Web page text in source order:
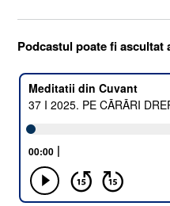
Podcastul poate fi ascultat